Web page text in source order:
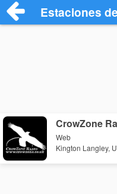
Estaciones
CrowZone
Web
Kington Langley,